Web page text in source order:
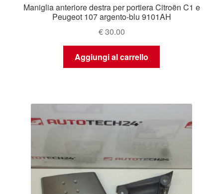
Maniglia anteriore destra per portiera Citroën C1 e
Peugeot 107 argento-blu 9101AH
€30.00
Aggiungi al carrello